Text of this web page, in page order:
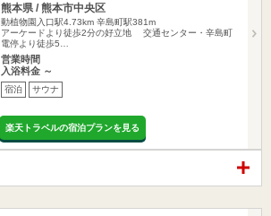
熊本県 / 熊本市中央区
動植物園入口駅4.73km 辛島町駅381m
アーケードより徒歩2分の好立地 交通センター・辛島町
電停より徒歩5…
営業時間
入浴料金 ～
宿泊 サウナ
楽天トラベルの宿泊プランを見る